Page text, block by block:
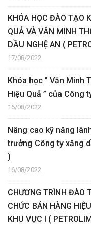
KHÓA HỌC ĐÀO TẠO
QUẢ VÀ VĂN MINH
DẦU NGHỆ AN (
17/08/2022
Khóa học ” Văn Minh
Hiệu Quả ” của Công
16/08/2022
Nâng cao kỹ năng
trưởng Công ty xăng
)
16/08/2022
CHƯƠNG TRÌNH ĐÀO
CHỨC BÁN HÀNG
KHU VỰC I (